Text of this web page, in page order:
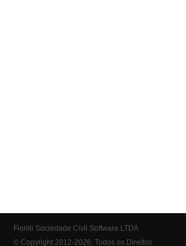
Fiorilli Sociedade Civil Software LTDA
© Copyright 2012-2026. Todos os Direitos